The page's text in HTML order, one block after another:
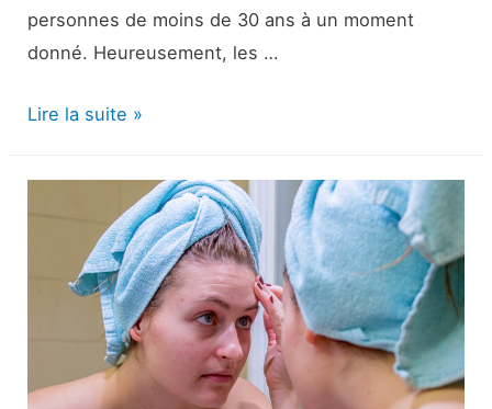
personnes de moins de 30 ans à un moment
donné. Heureusement, les …
Bouton
Sourcil
Lire la suite »